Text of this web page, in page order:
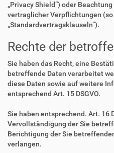
„Privacy Shield“) oder
vertraglicher Verpflichtungen
„Standardvertragsklauseln“).
Rechte der
Sie haben das Recht, eine
betreffende Daten verarbeitet
diese Daten sowie auf weitere
entsprechend Art. 15 DSGVO.
Sie haben entsprechend. Art. 16
Vervollständigung der Sie
Berichtigung der Sie
verlangen.